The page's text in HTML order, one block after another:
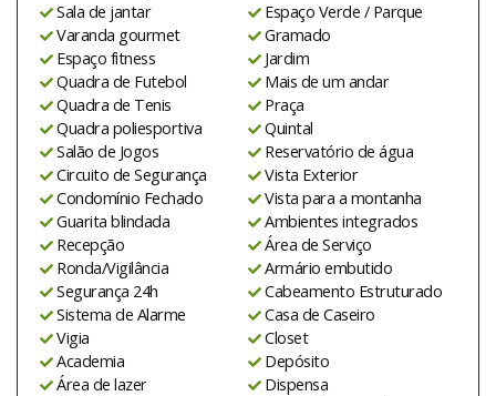
Sala de jantar
Varanda gourmet
Espaço fitness
Quadra de Futebol
Quadra de Tenis
Quadra poliesportiva
Salão de Jogos
Circuito de Segurança
Condomínio Fechado
Guarita blindada
Recepção
Ronda/Vigilância
Segurança 24h
Sistema de Alarme
Vigia
Academia
Área de lazer
Espaço Verde / Parque
Gramado
Jardim
Mais de um andar
Praça
Quintal
Reservatório de água
Vista Exterior
Vista para a montanha
Ambientes integrados
Área de Serviço
Armário embutido
Cabeamento Estruturado
Casa de Caseiro
Closet
Depósito
Dispensa